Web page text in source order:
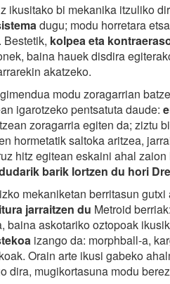
ikusitako bi mekanika itzuliko
dugu; modu horretara
kolpea eta
baina hauek disdira
akatzeko.
modu zoragarrian
igarotzeko pentsatuta daude:
zoragarria egiten da; ziztu
hormetatik saltoka aritzea,
hitz egitean eskaini ahal
barik lortzen du hori
mekaniketan berritasun
jarraitzen du Metroid
baina askotariko oztopoak
izango da: morphball-a,
Orain arte ikusi gabeko
dira, mugikortasuna modu